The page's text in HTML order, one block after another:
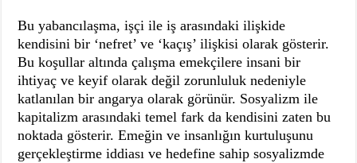
Bu yabancılaşma, işçi ile iş arasındaki ilişkide
kendisini bir ‘nefret’ ve ‘kaçış’ ilişkisi olarak gösterir.
Bu koşullar altında çalışma emekçilere insani bir
ihtiyaç ve keyif olarak değil zorunluluk nedeniyle
katlanılan bir angarya olarak görünür. Sosyalizm ile
kapitalizm arasındaki temel fark da kendisini zaten bu
noktada gösterir. Emeğin ve insanlığın kurtuluşunu
gerçekleştirme iddiası ve hedefine sahip sosyalizmde